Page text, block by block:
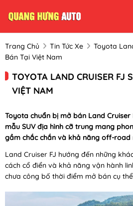
Trang Chủ Tin Tức Xe
Toyota
Bán Tại Việt Nam
TOYOTA LAND CRUISER FJ
VIỆT NAM
Toyota chuẩn bị mở bán Land
mẫu SUV địa hình cỡ trung mang
gầm chắc chắn và khả năng off-road
Land Cruiser FJ hướng đến những
cách cổ điển và khả năng vận hành
chưa công bố thời điểm mở bán cụ